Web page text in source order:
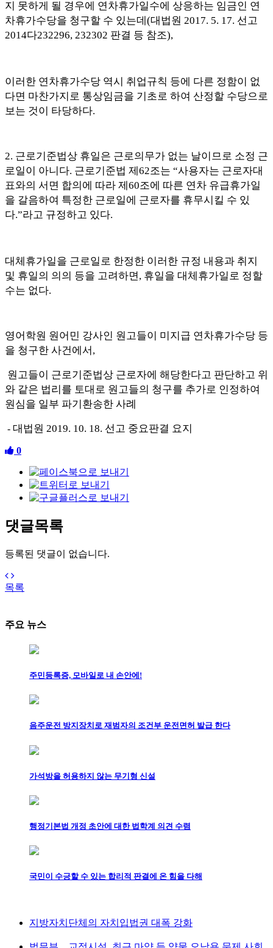
지 못하게 될 경우에 연차휴가일수에 상응하는 임금인 연
차휴가수당을 청구할 수 있는데(대법원 2017. 5. 17. 선고
2014다232296, 232302 판결 등 참조),
이러한 연차휴가수당 역시 취업규칙 등에 다른 정함이 없
다면 마찬가지로 통상임금을 기초로 하여 산정할 수당으로
보는 것이 타당하다.
2. 근로기준법상 휴일은 근로의무가 없는 날이므로 소정 근
로일이 아니다. 근로기준법 제62조는 “사용자는 근로자대
표와의 서면 합의에 따라 제60조에 따른 연차 유급휴가일
을 갈음하여 특정한 근로일에 근로자를 휴무시킬 수 있
다.”라고 규정하고 있다.
대체휴가일을 근로일로 한정한 이러한 규정 내용과 취지
및 휴일의 의의 등을 고려하면 , 휴일을 대체휴가일로 정할
수는 없다.
영어학원 원어민 강사인 원고들이 미지급 연차휴가수당 등
을 청구한 사건에서 ,
원고들이 근로기준법상 근로자에 해당한다고 판단하고 위
와 같은 법리를 토대로 원고들의 청구를 추가로 인정하여
원심을 일부 파기환송한 사례
- 대법원 2019. 10. 18. 선고 중요판결 요지
0
댓글목록
등록된 댓글이 없습니다.
목록
주요 뉴스
주민등록증, 모바일로 내 손안에!
음주운전 방지장치로 재범자의 조건부 운전면허 발급 한다
가석방을 허용하지 않는 무기형 신설
행정기본법 개정 초안에 대한 법학계 의견 수렴
국민이 수긍할 수 있는 합리적 판결에 온 힘을 다해
지방자치단체의 자치입법권 대폭 강화